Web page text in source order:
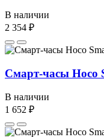
В наличии
2 354 ₽
Смарт-часы Hoco
В наличии
1 652 ₽